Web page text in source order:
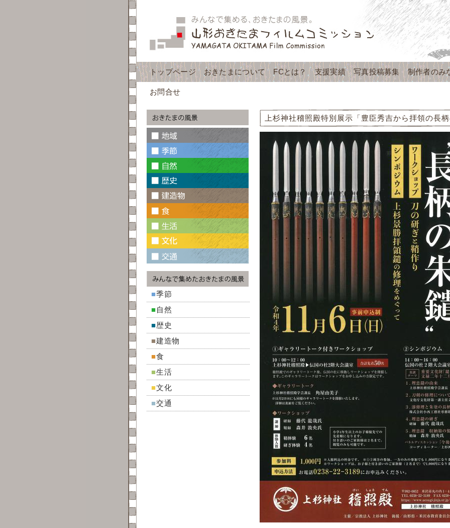
トップページ おきたまについて FCとは？ 支援実績 写真投稿募集 制作者のみ
お問合せ
■季節
■自然
■歴史
■建造物
■食
■生活
■文化
■交通
上杉神社稽照殿特別展示「豊臣秀吉から拝領の長